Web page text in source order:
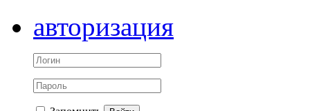
авторизация